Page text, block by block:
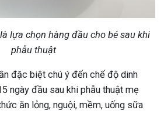
lựa chọn hàng đầu cho bé sau khi
phẫu thuật
đặc biệt chú ý đến chế độ dinh
ngày đầu sau khi phẫu thuật mẹ
ăn lỏng, nguội, mềm, uống sữa